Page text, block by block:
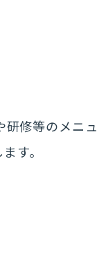
修等のメニ
す。